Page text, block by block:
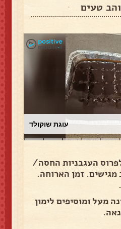
טעים
עוגת שוקולד
העגבניות החסה/
זמן הארוחה.
מעל ומוסיפים לימון